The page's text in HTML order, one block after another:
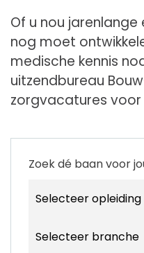
Of u nou
nog moet
medische kennis
uitzendbureau
zorgvacatures voor
Zoek dé baan voor